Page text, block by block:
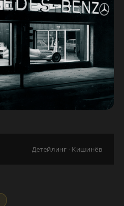
Детейлинг · Кишинёв